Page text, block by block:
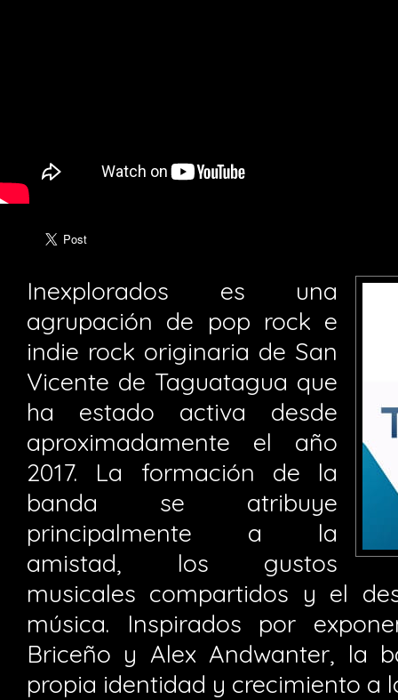
Inexplorados es una
agrupación de pop rock e
indie rock originaria de San
Vicente de Taguatagua que
ha estado activa desde
aproximadamente el año
2017. La formación de la
banda se atribuye
principalmente a la
amistad, los gustos
musicales compartidos y el
música. Inspirados por
Briceño y Alex Andwanter, la
propia identidad y crecimiento a